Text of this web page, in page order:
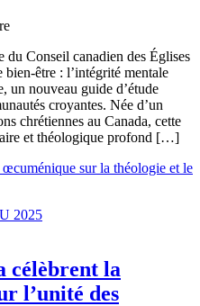
Conseil canadien des Églises
être : l’intégrité mentale
un nouveau guide d’étude
croyantes. Née d’un
chrétiennes au Canada, cette
et théologique profond […]
sur la théologie et le
célèbrent la
l’unité des